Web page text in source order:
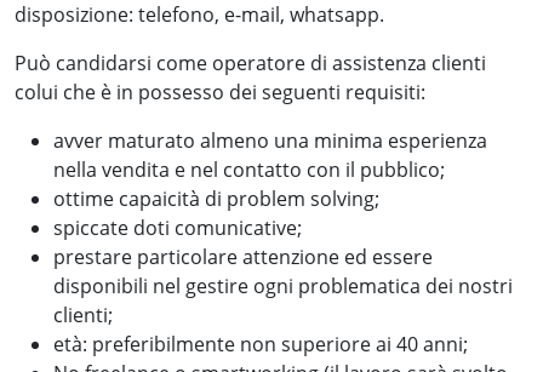
disposizione: telefono, e-mail, whatsapp.
Può candidarsi come operatore di assistenza clienti
colui che è in possesso dei seguenti requisiti:
avver maturato almeno una minima esperienza
nella vendita e nel contatto con il pubblico;
ottime capaicità di problem solving;
spiccate doti comunicative;
prestare particolare attenzione ed essere
disponibili nel gestire ogni problematica dei nostri
clienti;
età: preferibilmente non superiore ai 40 anni;